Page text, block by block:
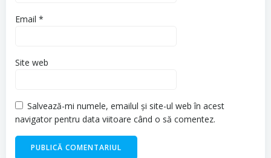
Email *
Site web
Salvează-mi numele, emailul și site-ul web în acest
navigator pentru data viitoare când o să comentez.